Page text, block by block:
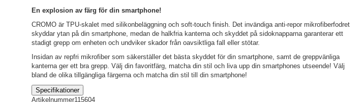
En explosion av färg för din smartphone!
CROMO är TPU-skalet med silikonbeläggning och soft-touch finish. Det invändiga anti-repor mikrofiberfodret
skyddar ytan på din smartphone, medan de halkfria kanterna och skyddet på sidoknapparna garanterar ett
stadigt grepp om enheten och undviker skador från oavsiktliga fall eller stötar.
Insidan av repfri mikrofiber som säkerställer det bästa skyddet för din smartphone, samt de greppvänliga
kanterna ger ett bra grepp. Välj din favoritfärg, matcha din stil och liva upp din smartphones utseende! Välj
bland de olika tillgängliga färgerna och matcha din stil till din smartphone!
Specifikationer
Artikelnummer115604